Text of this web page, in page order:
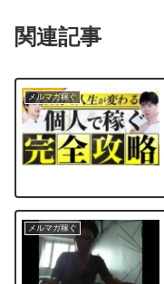
関連記事
メルマガ稼ぐ
メルマガ稼ぐ